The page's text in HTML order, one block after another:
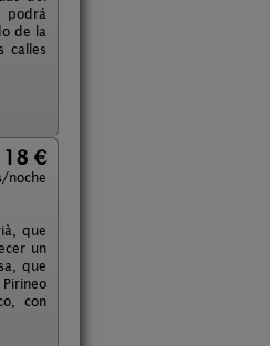
podrá
de la
calles
18 €
noche
que
un
que
con